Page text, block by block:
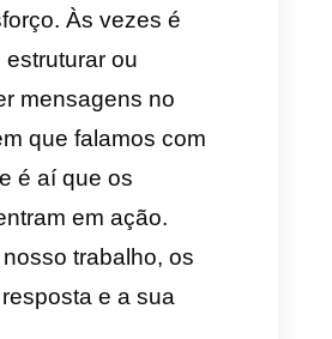
que se uma pessoa
de uma empresa
ostemplates ativados
atende poderá
entre todas essas
automáticas para